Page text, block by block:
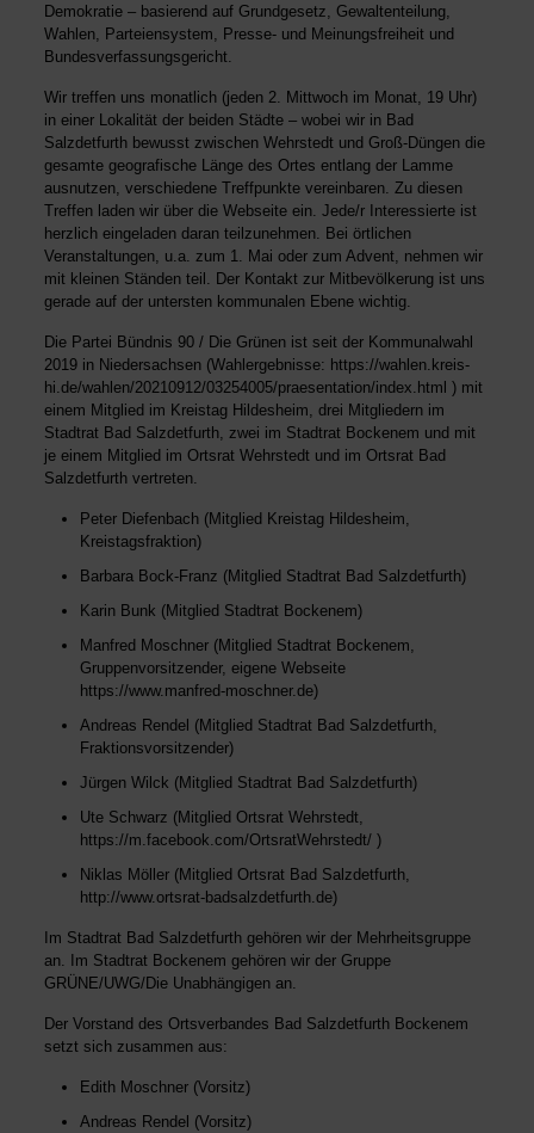
Demokratie – basierend auf Grundgesetz, Gewaltenteilung,
Wahlen, Parteiensystem, Presse- und Meinungsfreiheit und
Bundesverfassungsgericht.
Wir treffen uns monatlich (jeden 2. Mittwoch im Monat, 19 Uhr)
in einer Lokalität der beiden Städte – wobei wir in Bad
Salzdetfurth bewusst zwischen Wehrstedt und Groß-Düngen die
gesamte geografische Länge des Ortes entlang der Lamme
ausnutzen, verschiedene Treffpunkte vereinbaren. Zu diesen
Treffen laden wir über die Webseite ein. Jede/r Interessierte ist
herzlich eingeladen daran teilzunehmen. Bei örtlichen
Veranstaltungen, u.a. zum 1. Mai oder zum Advent, nehmen wir
mit kleinen Ständen teil. Der Kontakt zur Mitbevölkerung ist uns
gerade auf der untersten kommunalen Ebene wichtig.
Die Partei Bündnis 90 / Die Grünen ist seit der Kommunalwahl
2019 in Niedersachsen (Wahlergebnisse: https://wahlen.kreis-
hi.de/wahlen/20210912/03254005/praesentation/index.html ) mit
einem Mitglied im Kreistag Hildesheim, drei Mitgliedern im
Stadtrat Bad Salzdetfurth, zwei im Stadtrat Bockenem und mit
je einem Mitglied im Ortsrat Wehrstedt und im Ortsrat Bad
Salzdetfurth vertreten.
Peter Diefenbach (Mitglied Kreistag Hildesheim,
Kreistagsfraktion)
Barbara Bock-Franz (Mitglied Stadtrat Bad Salzdetfurth)
Karin Bunk (Mitglied Stadtrat Bockenem)
Manfred Moschner (Mitglied Stadtrat Bockenem,
Gruppenvorsitzender, eigene Webseite
https://www.manfred-moschner.de)
Andreas Rendel (Mitglied Stadtrat Bad Salzdetfurth,
Fraktionsvorsitzender)
Jürgen Wilck (Mitglied Stadtrat Bad Salzdetfurth)
Ute Schwarz (Mitglied Ortsrat Wehrstedt,
https://m.facebook.com/OrtsratWehrstedt/)
Niklas Möller (Mitglied Ortsrat Bad Salzdetfurth,
http://www.ortsrat-badsalzdetfurth.de)
Im Stadtrat Bad Salzdetfurth gehören wir der Mehrheitsgruppe
an. Im Stadtrat Bockenem gehören wir der Gruppe
GRÜNE/UWG/Die Unabhängigen an.
Der Vorstand des Ortsverbandes Bad Salzdetfurth Bockenem
setzt sich zusammen aus:
Edith Moschner (Vorsitz)
Andreas Rendel (Vorsitz)